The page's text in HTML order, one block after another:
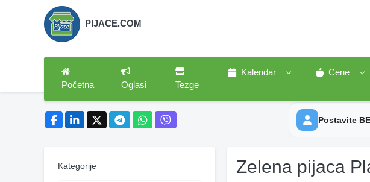
PIJACE.COM
Početna Oglasi Tezge
Kalendar Cene
Postavite
Kategorije Zelena pijaca